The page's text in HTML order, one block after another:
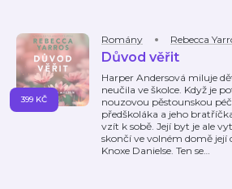
Romány Rebecca
Důvod věřit
Harper Andersová miluje
neučila ve školce. Když je
nouzovou pěstounskou
předškoláka a jeho
vzít k sobě. Její byt je ale
skončí ve volném domě její
Knoxe Danielse. Ten se…
399 KČ